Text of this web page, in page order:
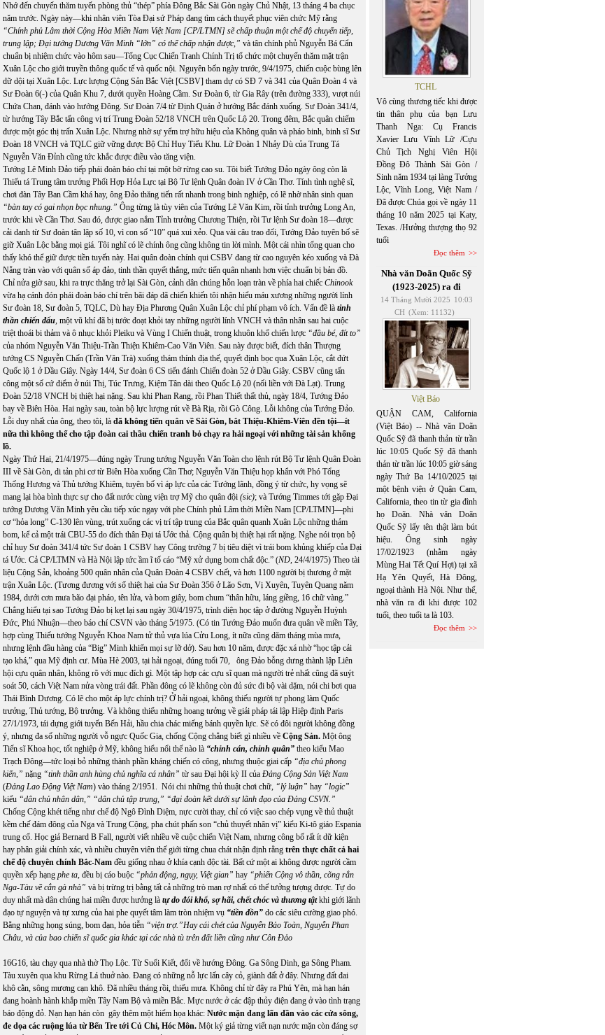
Nhớ đến chuyến thăm tuyến phòng thủ “thép” phía Đông Bắc Sài Gòn ngày Chủ Nhật, 13 tháng 4 ba chục
năm trước. Ngày này—khi nhân viên Tòa Đại sứ Pháp đang tìm cách thuyết phục viên chức Mỹ rằng
“Chính phủ Lâm thời Cộng Hòa Miền Nam Việt Nam [CP/LTMN] sẽ chấp thuận một chế độ chuyển tiếp,
trung lập; Đại tướng Dương Văn Minh “lớn” có thể chấp nhận được,” và tân chính phủ Nguyễn Bá Cẩn
chuẩn bị nhiệm chức vào hôm sau—Tổng Cục Chiến Tranh Chính Trị tổ chức một chuyến thăm mặt trận
Xuân Lộc cho giới truyền thông quốc tế và quốc nội. Nguyên bốn ngày trước, 9/4/1975, chiến cuộc bùng lên
dữ dội tại Xuân Lộc. Lực lượng Cộng Sản Bắc Việt [CSBV] tham dự có SĐ 7 và 341 của Quân Đoàn 4 và
Sư Đoàn 6(-) của Quân Khu 7, dưới quyền Hoàng Cầm. Sư Đoàn 6, từ Gia Rây (trên đường 333), vượt núi
Chứa Chan, đánh vào hướng Đông. Sư Đoàn 7/4 từ Định Quán ở hướng Bắc đánh xuống. Sư Đoàn 341/4,
từ hướng Tây Bắc tấn công vị trí Trung Đoàn 52/18 VNCH trên Quốc Lộ 20. Trong đêm, Bắc quân chiếm
được một góc thị trấn Xuân Lộc. Nhưng nhờ sự yểm trợ hữu hiệu của Không quân và pháo binh, binh sĩ Sư
Đoàn 18 VNCH và TQLC giữ vững được Bộ Chỉ Huy Tiểu Khu. Lữ Đoàn 1 Nhảy Dù của Trung Tá
Nguyễn Văn Đỉnh cũng tức khắc được điều vào tăng viện.
Tướng Lê Minh Đảo tiếp phái đoàn báo chí tại một bờ rừng cao su. Tôi biết Tướng Đảo ngày ông còn là
Thiếu tá Trung tâm trưởng Phối Hợp Hỏa Lực tại Bộ Tư lệnh Quân đoàn IV ở Cần Thơ. Tính tình nghệ sĩ,
chơi đàn Tây Ban Cầm khá hay, ông Đảo thăng tiến rất nhanh trong binh nghiệp, có lẽ nhờ nhân sinh quan
“bàn tay có gai nhọn bọc nhung.” Ông từng là tùy viên của Tướng Lê Văn Kim, rồi tỉnh trưởng Long An,
trước khi về Cần Thơ. Sau đó, được giao nắm Tỉnh trưởng Chương Thiện, rồi Tư lệnh Sư đoàn 18—được
cải danh từ Sư đoàn tân lập số 10, vì con số “10” quá xui xẻo. Qua vài câu trao đổi, Tướng Đảo tuyên bố sẽ
giữ Xuân Lộc bằng mọi giá. Tôi nghĩ có lẽ chính ông cũng không tin lời mình. Một cái nhìn tổng quan cho
thấy khó thể giữ được tiền tuyến này. Hai quân đoàn chính qui CSBV đang từ cao nguyên kéo xuống và Đà
Nẵng tràn vào với quân số áp đảo, tinh thần quyết thắng, mức tiến quân nhanh hơn việc chuẩn bị bản đồ.
Chỉ nửa giờ sau, khi ra trực thăng trở lại Sài Gòn, cảnh dân chúng hỗn loạn tràn về phía hai chiếc Chinook
vừa hạ cánh đón phái đoàn báo chí trên bãi đáp dã chiến khiến tôi nhận hiểu máu xương những người lính
Sư đoàn 18, Sư đoàn 5, TQLC, Dù hay Địa Phương Quân Xuân Lộc chỉ phí phạm vô ích. Vấn đề là tinh
thần chiến đấu, một vũ khí đã bị tước đoạt khỏi tay những người lính VNCH và thân nhân sau hai cuộc
triệt thoái bi thảm và ô nhục khỏi Pleiku và Vùng I Chiến thuật, trong khuôn khổ chiến lược “đầu bé, đít to”
của nhóm Nguyễn Văn Thiệu-Trần Thiện Khiêm-Cao Văn Viên. Sau này được biết, đích thân Thượng
tướng CS Nguyễn Chấn (Trần Văn Trà) xuống thám thính địa thế, quyết định bọc qua Xuân Lộc, cắt đứt
Quốc lộ 1 ở Dầu Giây. Ngày 14/4, Sư đoàn 6 CS tiến đánh Chiến đoàn 52 ở Dầu Giây. CSBV cũng tấn
công một số cứ điểm ở núi Thị, Túc Trưng, Kiệm Tân dài theo Quốc Lộ 20 (nối liền với Đà Lạt). Trung
Đoàn 52/18 VNCH bị thiệt hại nặng. Sau khi Phan Rang, rồi Phan Thiết thất thủ, ngày 18/4, Tướng Đảo
bay về Biên Hòa. Hai ngày sau, toàn bộ lực lượng rút về Bà Rịa, rồi Gò Công. Lỗi không của Tướng Đảo.
Lỗi duy nhất của ông, theo tôi, là đã không tiến quân về Sài Gòn, bắt Thiệu-Khiêm-Viên đền tội—ít
nữa thì không thể cho tập đoàn cai thầu chiến tranh bỏ chạy ra hải ngoại với những tài sản khổng
lồ.
Ngày Thứ Hai, 21/4/1975—đúng ngày Trung tướng Nguyễn Văn Toàn cho lệnh rút Bộ Tư lệnh Quân Đoàn
III về Sài Gòn, di tản phi cơ từ Biên Hòa xuống Cần Thơ; Nguyễn Văn Thiệu họp khẩn với Phó Tổng
Thống Hương và Thủ tướng Khiêm, tuyên bố vì áp lực của các Tướng lãnh, đồng ý từ chức, hy vọng sẽ
mang lại hòa bình thực sự cho đất nước cùng viện trợ Mỹ cho quân đội (sic); và Tướng Timmes tới gặp Đại
tướng Dương Văn Minh yêu cầu tiếp xúc ngay với phe Chính phủ Lâm thời Miền Nam [CP/LTMN]—phi
cơ “hỏa long” C-130 lên vùng, trút xuống các vị trí tập trung của Bắc quân quanh Xuân Lộc những thảm
bom, kể cả một trái CBU-55 do đích thân Đại tá Ước thả. Cộng quân bị thiệt hại rất nặng. Nghe nói trọn bộ
chỉ huy Sư đoàn 341/4 tức Sư đoàn 1 CSBV hay Công trường 7 bị tiêu diệt vì trái bom khủng khiếp của Đại
tá Ước. Cả CP/LTMN và Hà Nội lập tức ầm ĩ tố cáo “Mỹ xử dụng bom chất độc.” (ND, 24/4/1975) Theo tài
liệu Cộng Sản, khoảng 500 quân nhân của Quân Đoàn 4 CSBV chết, và hơn 1100 người bị thương ở mặt
trận Xuân Lộc. (Tương đương với số thiệt hại của Sư Đoàn 356 ở Lão Sơn, Vị Xuyên, Tuyên Quang năm
1984, dưới cơn mưa bão đại pháo, tên lửa, và bom giây, bom chum “thân hữu, láng giềng, 16 chữ vàng.”
Chẳng hiểu tại sao Tướng Đảo bị kẹt lại sau ngày 30/4/1975, trình diện học tập ở đường Nguyễn Huỳnh
Đức, Phú Nhuận—theo báo chí CSVN vào tháng 5/1975. (Có tin Tướng Đảo muốn đưa quân về miền Tây,
hợp cùng Thiếu tướng Nguyễn Khoa Nam tử thủ vựa lúa Cửu Long, ít nữa cũng dăm tháng mùa mưa,
nhưng lệnh đầu hàng của “Big” Minh khiến mọi sự lỡ dở). Sau hơn 10 năm, được đặc xá nhờ “học tập cải
tạo khá,” qua Mỹ định cư. Mùa Hè 2003, tại hải ngoại, đúng tuổi 70, ông Đảo bỗng dưng thành lập Liên
hội cựu quân nhân, không rõ với mục đích gì. Một tập hợp các cựu sĩ quan mà người trẻ nhất cũng đã suýt
soát 50, cách Việt Nam nửa vòng trái đất. Phần đông có lẽ không còn đủ sức đi bộ vài dặm, nói chi bơi qua
Thái Bình Dương. Có lẽ cho một áp lực chính trị? Ở hải ngoại, không thiếu người tự phong làm Quốc
trưởng, Thủ tướng, Bộ trưởng. Và không thiếu những hoang tưởng về giải pháp tái lập Hiệp định Paris
27/1/1973, tái dựng giới tuyến Bến Hải, hầu chia chác miếng bánh quyền lực. Sẽ có đôi người không đồng
ý, nhưng đa số những người vỗ ngực Quốc Gia, chống Cộng chẳng biết gì nhiều về Cộng Sản. Một ông
Tiến sĩ Khoa học, tốt nghiệp ở Mỹ, không hiểu nổi thế nào là “chỉnh cán, chỉnh quân” theo kiểu Mao
Trạch Đông—tức loại bỏ những thành phần kháng chiến có công, nhưng thuộc giai cấp “địa chủ phong
kiến,” nặng “tinh thần anh hùng chủ nghĩa cá nhân” từ sau Đại hội kỳ II của Đảng Cộng Sản Việt Nam
(Đảng Lao Động Việt Nam) vào tháng 2/1951. Nói chi những thủ thuật chơi chữ, “lý luận” hay “logic”
kiểu “dân chủ nhân dân,” “dân chủ tập trung,” “đại đoàn kết dưới sự lãnh đạo của Đảng CSVN.”
Chống Cộng khét tiếng như chế độ Ngô Đình Diệm, nực cười thay, chỉ có việc sao chép vụng về thủ thuật
kềm chế đám đông của Nga và Trung Cộng, pha chút phấn son “chủ thuyết nhân vị” kiểu Ki-tô giáo Espania
trung cổ. Học giả Bernard B Fall, người viết nhiều về cuộc chiến Việt Nam, nhưng công bố rất ít dữ kiện
hay phân giải chính xác, và nhiều chuyên viên thế giới từng chua chát nhận định rằng trên thực chất cả hai
chế độ chuyên chính Bắc-Nam đều giống nhau ở khía cạnh độc tài. Bất cứ một ai không được người cầm
quyền xếp hạng phe ta, đều bị cáo buộc “phản động, ngụy, Việt gian” hay “phiến Cộng vô thần, cõng rắn
Nga-Tàu về cắn gà nhà” và bị trừng trị bằng tất cả những trò man rợ nhất có thể tưởng tượng được. Tự do
duy nhất mà dân chúng hai miền được hưởng là tự do đói khổ, sợ hãi, chết chóc và thương tậtkhi giới lãnh
đạo tự nguyện và tự xưng của hai phe quyết tâm làm tròn nhiệm vụ “tiền đồn” do các siêu cường giao phó.
Bằng những họng súng, bom đạn, hỏa tiễn “viện trợ.”Hay cái chét của Nguyễn Bảo Toàn, Nguyễn Phan
Châu, và của bao chiến sĩ quốc gia khác tại các nhà tù trên đất liền cũng như Côn Đảo
16G16, tàu chạy qua nhà thờ Thọ Lộc. Từ Suối Kiết, đổi về hướng Đông. Ga Sông Dinh, ga Sông Pham.
Tàu xuyên qua khu Rừng Lá thuở nào. Đang có những nỗ lực lấn cây cỏ, giành đất ở đây. Nhưng đất đai
khô cằn, sông mương cạn khô. Đã nhiều tháng rồi, thiếu mưa. Không chỉ từ đây ra Phú Yên, mà hạn hán
đang hoành hành khắp miền Tây Nam Bộ và miền Bắc. Mực nước ở các đập thủy điện đang ở vào tình trạng
báo động đỏ. Nạn hạn hán còn gây thêm một hiểm họa khác: Nước mặn đang lấn dần vào các cửa sông,
đe dọa các ruộng lúa từ Bến Tre tới Củ Chi, Hóc Môn. Một ký giả từng viết nạn nước mặn còn đáng sợ
TCHL
Vô cùng thương tiếc khi được
tin thân phụ của bạn Lưu
Thanh Nga: Cụ Francis
Xavier Lưu Vĩnh Lữ /Cựu
Chủ Tịch Nghị Viên Hội
Đồng Đô Thành Sài Gòn /
Sinh năm 1934 tại làng Tưởng
Lộc, Vĩnh Long, Việt Nam /
Đã được Chúa gọi về ngày 11
tháng 10 năm 2025 tại Katy,
Texas. /Hưởng thượng thọ 92
tuổi
Đọc thêm
Nhà văn Doãn Quốc Sỹ
(1923-2025) ra đi
14 Tháng Mười 2025 10:03
CH (Xem: 11132)
Việt Báo
QUẬN CAM, California
(Việt Báo) -- Nhà văn Doãn
Quốc Sỹ đã thanh thản từ trần
lúc 10:05 Quốc Sỹ đã thanh
thản từ trần lúc 10:05 giờ sáng
ngày Thứ Ba 14/10/2025 tại
một bệnh viện ở Quận Cam,
California, theo tin từ gia đình
họ Doãn. Nhà văn Doãn
Quốc Sỹ lấy tên thật làm bút
hiệu. Ông sinh ngày
17/02/1923 (nhằm ngày
Mùng Hai Tết Quí Hợi) tại xã
Hạ Yên Quyết, Hà Đông,
ngoại thành Hà Nội. Như thế,
nhà văn ra đi khi được 102
tuổi, theo tuổi ta là 103.
Đọc thêm